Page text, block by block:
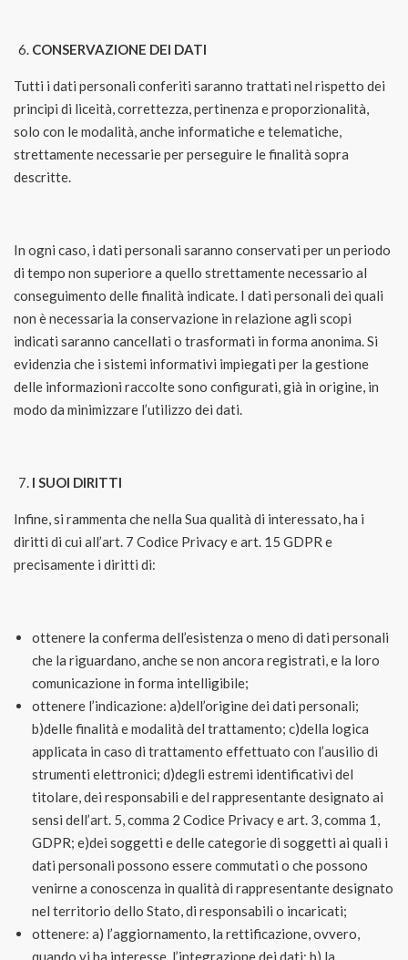
CONSERVAZIONE DEI DATI
Tutti i dati personali conferiti saranno trattati nel rispetto dei
principi di liceità, correttezza, pertinenza e proporzionalità,
solo con le modalità, anche informatiche e telematiche,
strettamente necessarie per perseguire le finalità sopra
descritte.
In ogni caso, i dati personali saranno conservati per un periodo
di tempo non superiore a quello strettamente necessario al
conseguimento delle finalità indicate. I dati personali dei quali
non è necessaria la conservazione in relazione agli scopi
indicati saranno cancellati o trasformati in forma anonima. Si
evidenzia che i sistemi informativi impiegati per la gestione
delle informazioni raccolte sono configurati, già in origine, in
modo da minimizzare l’utilizzo dei dati.
I SUOI DIRITTI
Infine, si rammenta che nella Sua qualità di interessato, ha i
diritti di cui all’art. 7 Codice Privacy e art. 15 GDPR e
precisamente i diritti di:
ottenere la conferma dell’esistenza o meno di dati personali
che la riguardano, anche se non ancora registrati, e la loro
comunicazione in forma intelligibile;
ottenere l’indicazione: a)dell’origine dei dati personali;
b)delle finalità e modalità del trattamento; c)della logica
applicata in caso di trattamento effettuato con l’ausilio di
strumenti elettronici; d)degli estremi identificativi del
titolare, dei responsabili e del rappresentante designato ai
sensi dell’art. 5, comma 2 Codice Privacy e art. 3, comma 1,
GDPR; e)dei soggetti e delle categorie di soggetti ai quali i
dati personali possono essere commutati o che possono
venirne a conoscenza in qualità di rappresentante designato
nel territorio dello Stato, di responsabili o incaricati;
ottenere: a) l’aggiornamento, la rettificazione, ovvero,
quando vi ha interesse, l’integrazione dei dati; b) la